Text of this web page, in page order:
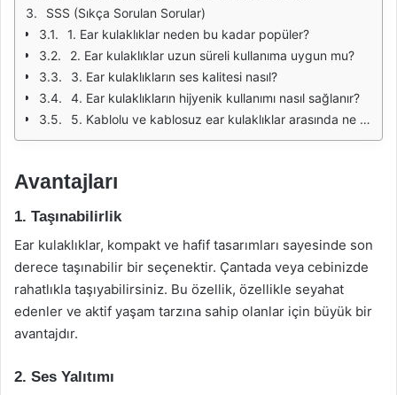
SSS (Sıkça Sorulan Sorular)
1. Ear kulaklıklar neden bu kadar popüler?
2. Ear kulaklıklar uzun süreli kullanıma uygun mu?
3. Ear kulaklıkların ses kalitesi nasıl?
4. Ear kulaklıkların hijyenik kullanımı nasıl sağlanır?
5. Kablolu ve kablosuz ear kulaklıklar arasında ne fark var?
Avantajları
1. Taşınabilirlik
Ear kulaklıklar, kompakt ve hafif tasarımları sayesinde son
derece taşınabilir bir seçenektir. Çantada veya cebinizde
rahatlıkla taşıyabilirsiniz. Bu özellik, özellikle seyahat
edenler ve aktif yaşam tarzına sahip olanlar için büyük bir
avantajdır.
2. Ses Yalıtımı